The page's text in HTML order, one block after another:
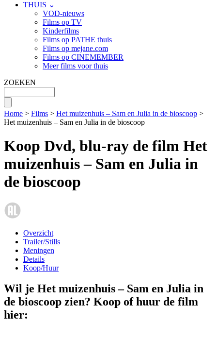
THUIS ⌄
VOD-nieuws
Films op TV
Kinderfilms
Films op PATHE thuis
Films op mejane.com
Films op CINEMEMBER
Meer films voor thuis
ZOEKEN
Home > Films > Het muizenhuis – Sam en Julia in de bioscoop >
Het muizenhuis – Sam en Julia in de bioscoop
Koop Dvd, blu-ray de film Het
muizenhuis – Sam en Julia in
de bioscoop
Overzicht
Trailer/Stills
Meningen
Details
Koop/Huur
Wil je Het muizenhuis – Sam en Julia in
de bioscoop zien? Koop of huur de film
hier: